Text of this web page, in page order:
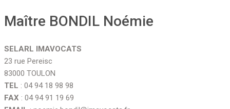
Maître BONDIL Noémie
SELARL IMAVOCATS
23 rue Pereisc
83000 TOULON
TEL : 04 94 18 98 98
FAX : 04 94 91 19 69